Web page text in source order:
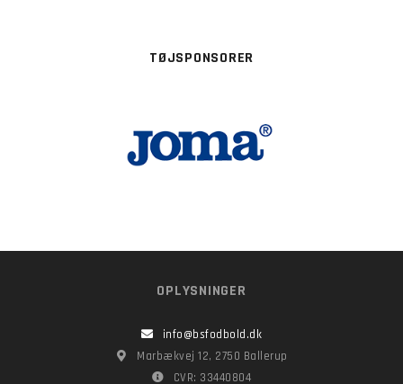
TØJSPONSORER
OPLYSNINGER
info@bsfodbold.dk
Marbækvej 12, 2750 Ballerup
CVR: 33440804